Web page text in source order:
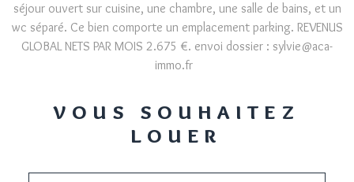
séjour ouvert sur cuisine, une chambre, une salle de bains, et un
wc séparé. Ce bien comporte un emplacement parking. REVENUS
GLOBAL NETS PAR MOIS 2.675 €. envoi dossier : sylvie@aca-
immo.fr
VOUS SOUHAITEZ
LOUER